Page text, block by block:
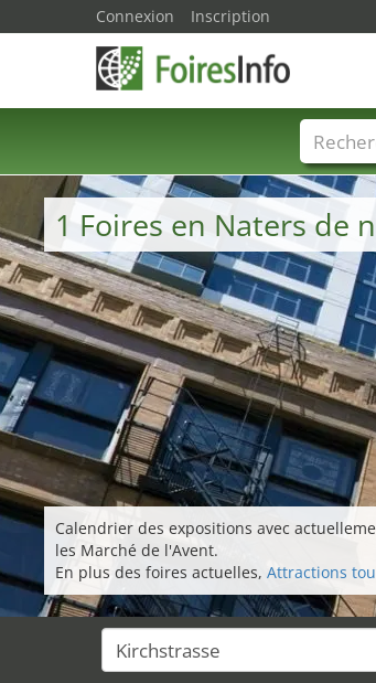
1 Foires en Naters de
Calendrier des expositions avec
les Marché de l'Avent.
En plus des foires actuelles, Attractions
Connexion Inscription